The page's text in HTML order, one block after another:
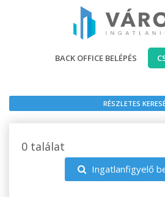
BACK OFFICE BELÉPÉS
RÉSZLETES
0 találat
Ingatlanfigyelő